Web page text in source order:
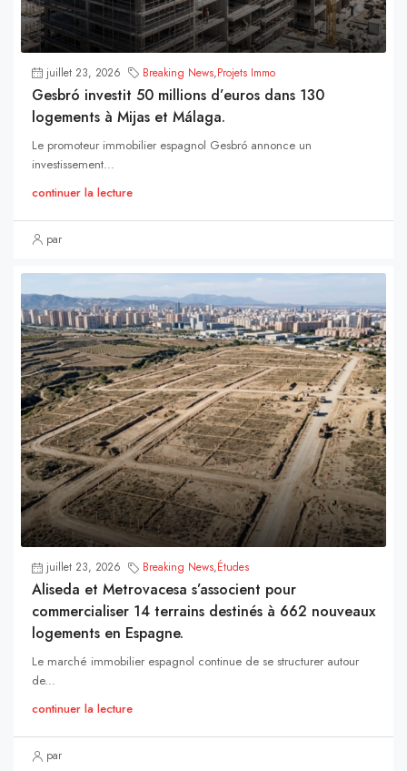
juillet 23, 2026 Breaking News,Projets Immo
Gesbró investit 50 millions d’euros dans 130
logements à Mijas et Málaga.
Le promoteur immobilier espagnol Gesbró annonce un
investissement...
continuer la lecture
par
juillet 23, 2026 Breaking News,Études
Aliseda et Metrovacesa s’associent pour
commercialiser 14 terrains destinés à 662 nouveaux
logements en Espagne.
Le marché immobilier espagnol continue de se structurer autour
de...
continuer la lecture
par